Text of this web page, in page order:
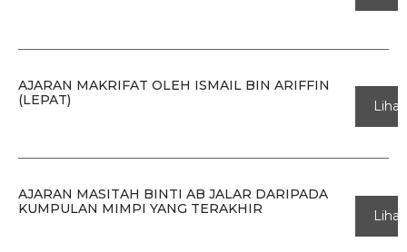
AJARAN MAKRIFAT OLEH ISMAIL BIN ARIFFIN
(LEPAT)
Lihat
AJARAN MASITAH BINTI AB JALAR DARIPADA
KUMPULAN MIMPI YANG TERAKHIR
Lihat